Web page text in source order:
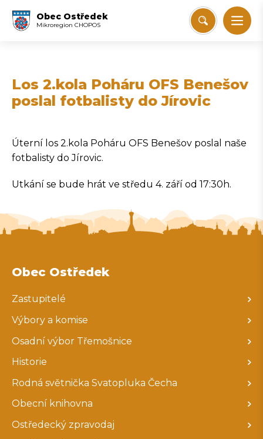
Obec Ostředek
Mikroregion CHOPOS
Los 2.kola Poháru OFS Benešov
poslal fotbalisty do Jírovic
Úterní los 2.kola Poháru OFS Benešov poslal naše
fotbalisty do Jírovic.
Utkání se bude hrát ve středu 4. září od 17:30h.
Obec Ostředek
Zastupitelé
Výbory a komise
Osadní výbor Třemošnice
Historie
Rodná světnička Svatopluka Čecha
Obecní knihovna
Ostředecký zpravodaj